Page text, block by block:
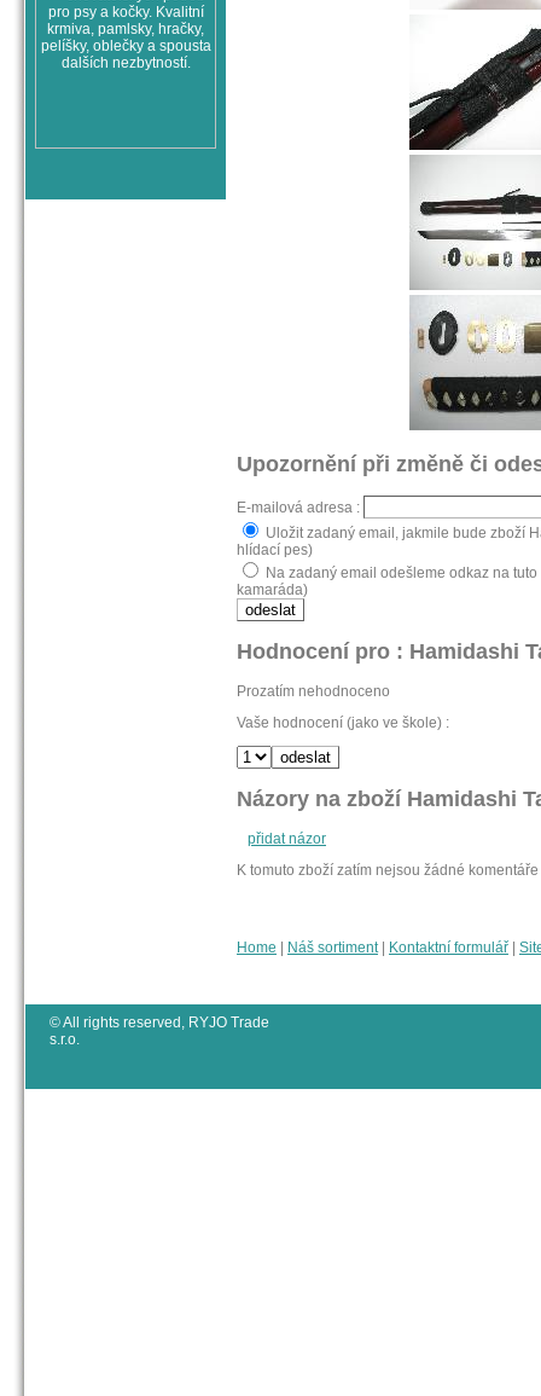
Upozornění při změně či
E-mailová adresa :
Uložit zadaný email, jakmile bude zboží
hlídací pes)
Na zadaný email odešleme odkaz na
kamaráda)
Hodnocení pro : Hamidashi
Prozatím nehodnoceno
Vaše hodnocení (jako ve škole) :
Názory na zboží Hamidashi
přidat názor
K tomuto zboží zatím nejsou žádné komentáře
Home | Náš sortiment| Kontaktní formulář |
© All rights reserved, RYJO Trade
s.r.o.